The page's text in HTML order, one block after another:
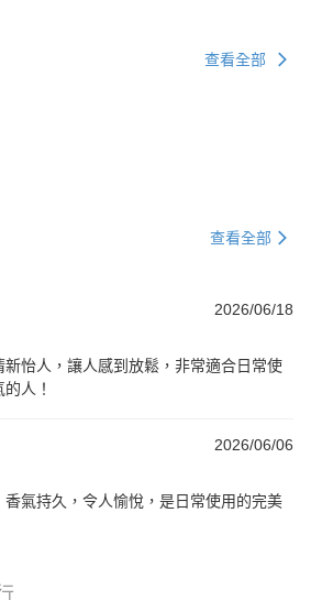
查看全部
查看全部
2026/06/18
怡人，讓人感到放鬆，非常適合日常使
人！
2026/06/06
氣持久，令人愉悅，是日常使用的完美